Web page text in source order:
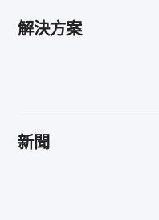
解決方案
新聞